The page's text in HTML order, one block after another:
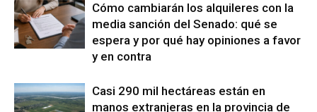
Cómo cambiarán los alquileres con la
media sanción del Senado: qué se
espera y por qué hay opiniones a favor
y en contra
Casi 290 mil hectáreas están en
manos extranjeras en la provincia de